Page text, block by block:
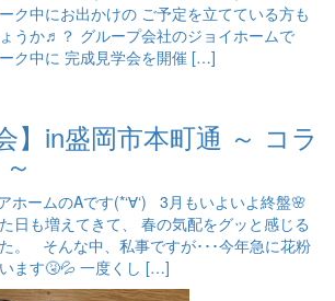
ク中にお出かけの ご予定を立てている方も
うか♬？ グループ会社のジョイホームで
ク中に 完成見学会を開催 […]
】in盛岡市本町通 ～ コラ
ホームのAです(*‘∀‘) 3月もいよいよ終盤🌸
日も増えてきて、 春の気配をグッと感じる
。 そんな中、私事ですが･･･今年急に花粉
ます🤧💦 一度くし […]